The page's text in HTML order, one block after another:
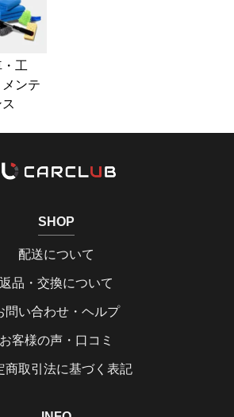
工
ンテ
SHOP
配送について
返品・交換について
問い合わせ・ヘルプ
お客様の声・口コミ
商取引法に基づく表記